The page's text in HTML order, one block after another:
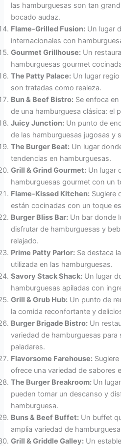
las hamburguesas son tan
bocado audaz.
Flame-Grilled Fusion: Un lugar
internacionales con
Gourmet Grillhouse: Un
hamburguesas gourmet
The Patty Palace: Un lugar
son tratadas como realeza.
Bun & Beef Bistro: Se enfoca
de una hamburguesa clásica: el
Juicy Junction: Un punto de
de las hamburguesas jugosas y
The Burger Beat: Un lugar
tendencias en hamburguesas.
Grill & Grind Gourmet: Un lugar
hamburguesas gourmet con un
Flame-Kissed Kitchen: Sugiere
están cocinadas con un toque
Burger Bliss Bar: Un bar donde
disfrutar de hamburguesas y
relajado.
Prime Patty Parlor: Se destaca
utilizada en las hamburguesas.
Savory Stack Shack: Un lugar
hamburguesas apiladas con
Grill & Grub Hub: Un punto de
la comida reconfortante y
Burger Brigade Bistro: Un
variedad de hamburguesas
paladares.
Flavorsome Farehouse:
ofrece una variedad de sabores
The Burger Breakroom: Un
pueden tomar un descanso y
hamburguesa.
Buns & Beef Buffet: Un buffet
amplia variedad de
Grill & Griddle Galley: Un